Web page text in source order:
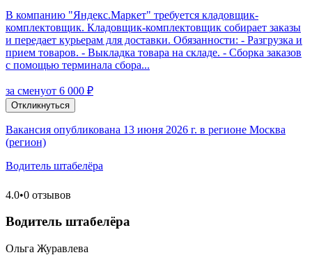
В компанию "Яндекс.Маркет" требуется кладовщик-
комплектовщик. Кладовщик-комплектовщик собирает заказы
и передает курьерам для доставки. Обязанности: - Разгрузка и
прием товаров. - Выкладка товара на складе. - Сборка заказов
с помощью терминала сбора...
за сменуот 6 000 ₽
Откликнуться
Вакансия опубликована 13 июня 2026 г. в регионе Москва
(регион)
Водитель штабелёра
4.0•0 отзывов
Водитель штабелёра
Ольга Журавлева